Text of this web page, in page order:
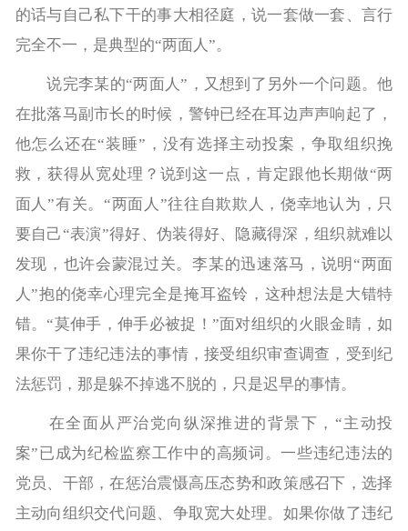
的话与自己私下干的事大相径庭，说一套做一套、言行
完全不一，是典型的“两面人”。
说完李某的“两面人”，又想到了另外一个问题。他
在批落马副市长的时候，警钟已经在耳边声声响起了，
他怎么还在“装睡”，没有选择主动投案，争取组织挽
救，获得从宽处理？说到这一点，肯定跟他长期做“两
面人”有关。“两面人”往往自欺欺人，侥幸地认为，只
要自己“表演”得好、伪装得好、隐藏得深，组织就难以
发现，也许会蒙混过关。李某的迅速落马，说明“两面
人”抱的侥幸心理完全是掩耳盗铃，这种想法是大错特
错。“莫伸手，伸手必被捉！”面对组织的火眼金睛，如
果你干了违纪违法的事情，接受组织审查调查，受到纪
法惩罚，那是躲不掉逃不脱的，只是迟早的事情。
在全面从严治党向纵深推进的背景下，“主动投
案”已成为纪检监察工作中的高频词。一些违纪违法的
党员、干部，在惩治震慑高压态势和政策感召下，选择
主动向组织交代问题、争取宽大处理。如果你做了违纪